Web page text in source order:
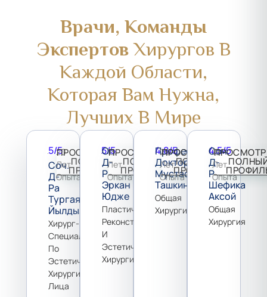
Врачи, Команды
ЭкспертовХирургов В
Каждой Области,
Которая Вам Нужна,
Лучших В Мире
5/5
Соч.
Д-
Ра
Тургая
Йылдыза
Хирург-
Специалист
По
Эстетической
Хирургии
Лица
20
Лет
Опыта
ПРОСМОТРЕТЬ
ПОЛНЫЙ
ПРОФИЛЬ
5/5
Оп.
Д-
Р
Эркан
Юдже
Пластическая,
Реконструктивная
И
Эстетическая
Хирургия
13
Лет
Опыта
ПРОСМОТРЕТЬ
ПОЛНЫЙ
ПРОФИЛЬ
4.8/5
Профессор
Доктор
Мустафа
Ташкин
Общая
Хирургия
25
Лет
Опыта
ПРОСМОТРЕТЬ
ПОЛНЫЙ
ПРОФИЛЬ
4.5/5
Соч.
Д-
Р
Шефика
Аксой
Общая
Хирургия
15
Лет
Опыта